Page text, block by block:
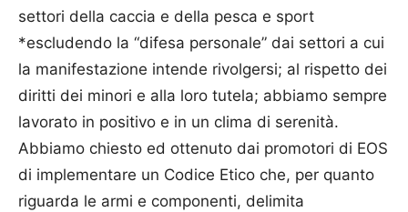
settori della caccia e della pesca e sport
*escludendo la “difesa personale” dai settori a cui
la manifestazione intende rivolgersi; al rispetto dei
diritti dei minori e alla loro tutela; abbiamo sempre
lavorato in positivo e in un clima di serenità.
Abbiamo chiesto ed ottenuto dai promotori di EOS
di implementare un Codice Etico che, per quanto
riguarda le armi e componenti, delimita